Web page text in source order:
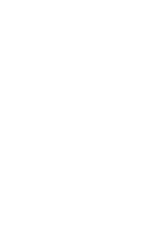
per l’elaborazione
bonificole banche
termina con XXX,
che non
la